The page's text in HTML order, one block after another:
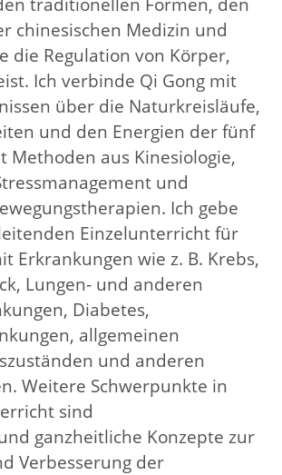
chinesischen Medizin und
die Regulation von Körper,
Ich verbinde Qi Gong mit
über die Naturkreisläufe,
und den Energien der fünf
Methoden aus Kinesiologie,
und
Ich gebe
Einzelunterricht für
Erkrankungen wie z. B. Krebs,
Lungen- und anderen
Diabetes,
allgemeinen
und anderen
Weitere Schwerpunkte in
sind
ganzheitliche Konzepte zur
Verbesserung der